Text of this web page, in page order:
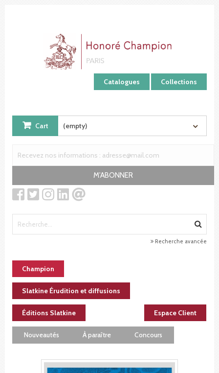
Catalogues Collections
Cart (empty)
M'ABONNER
Recherche avancée
Champion
Slatkine Érudition et diffusions
Éditions Slatkine Espace Client
Nouveautés À paraître Concours